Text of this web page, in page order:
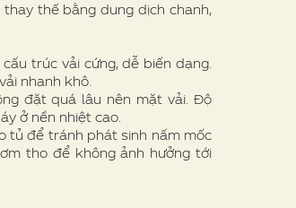
thế bằng dung dịch chanh,
trúc vải cứng, dễ biến dạng.
nhanh khô.
đặt quá lâu nên mặt vải. Độ
ở nền nhiệt cao.
tủ để tránh phát sinh nấm mốc
tho để không ảnh hưởng tới